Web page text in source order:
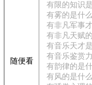
随便看
有限的知识
有雾的是什
有非凡军事
有非凡天赋
有音乐天才
有音乐鉴赏
有韵律的是
有风的是什